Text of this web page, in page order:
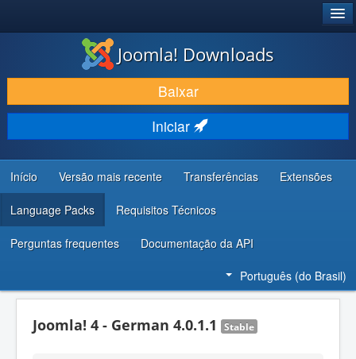
BAIXAR E APRIMORAR
DESCUBRA & APRENDA
COMUNIDADE & SUPORTE
RECURSOS PARA DESENVOLVEDORES
Joomla! Downloads
Baixar
Iniciar
Início Versão mais recente Transferências Extensões
Language Packs Requisitos Técnicos
Perguntas frequentes Documentação da API
Português (do Brasil)
Joomla! 4 - German 4.0.1.1 Stable